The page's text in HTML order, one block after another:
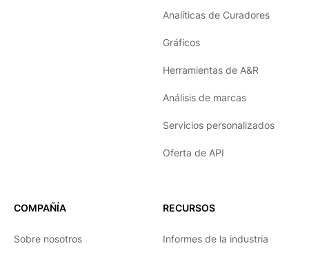
Analíticas de Curadores
Gráficos
Herramientas de A&R
Análisis de marcas
Servicios personalizados
Oferta de API
COMPAÑÍA
Sobre nosotros
RECURSOS
Informes de la industria